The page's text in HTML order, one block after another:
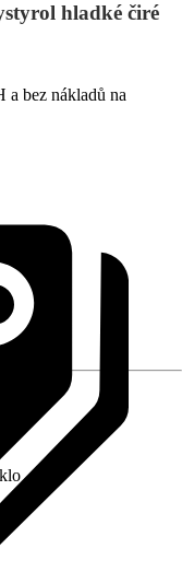
hladké čiré
bez nákladů na